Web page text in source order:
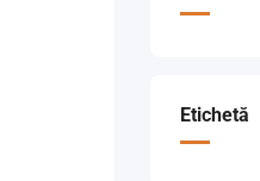
Etichetă